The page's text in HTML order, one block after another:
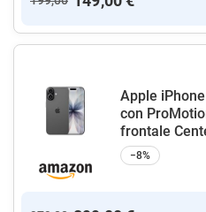
Apple
con
frontale
−8%